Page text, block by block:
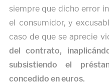
siempre que dicho error
el consumidor, y
caso de que se aprecie
del contrato,
subsistiendo el
concedido en euros.